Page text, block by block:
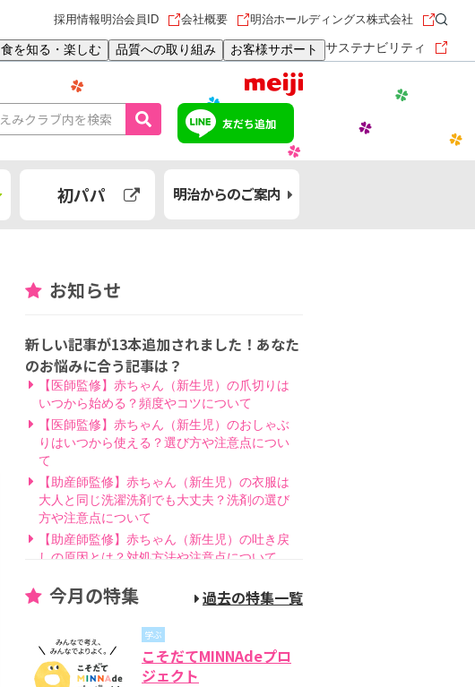
食を知る・楽しむ 品質への取り組み お客様サポート サステナビリティ
採用情報明治会員ID 会社概要 明治ホールディングス株式会社
友だち追加
初パパ 明治からのご案内
お知らせ
新しい記事が13本追加されました！あなた
のお悩みに合う記事は？
【医師監修】赤ちゃん（新生児）の爪切りは
いつから始める？頻度やコツについて
【医師監修】赤ちゃん（新生児）のおしゃぶ
りはいつから使える？選び方や注意点につい
て
【助産師監修】赤ちゃん（新生児）の衣服は
大人と同じ洗濯洗剤でも大丈夫？洗剤の選び
方や注意点について
【助産師監修】赤ちゃん（新生児）の吐き戻
しの原因とは？対処方法や注意点について
げ方とは？授乳方法やポイントについて
要？煮沸・電子レンジの違いも紹介
【医師監修】新生児の成長曲線とは？成長曲
線を下回るときの対策について
今月の特集 過去の特集一覧
学ぶ
こそだてMINNAdeプロ
ジェクト